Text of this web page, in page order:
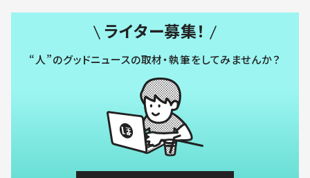
ライター募集！
“人”のグッドニュースの取材・執筆をしてみませんか？